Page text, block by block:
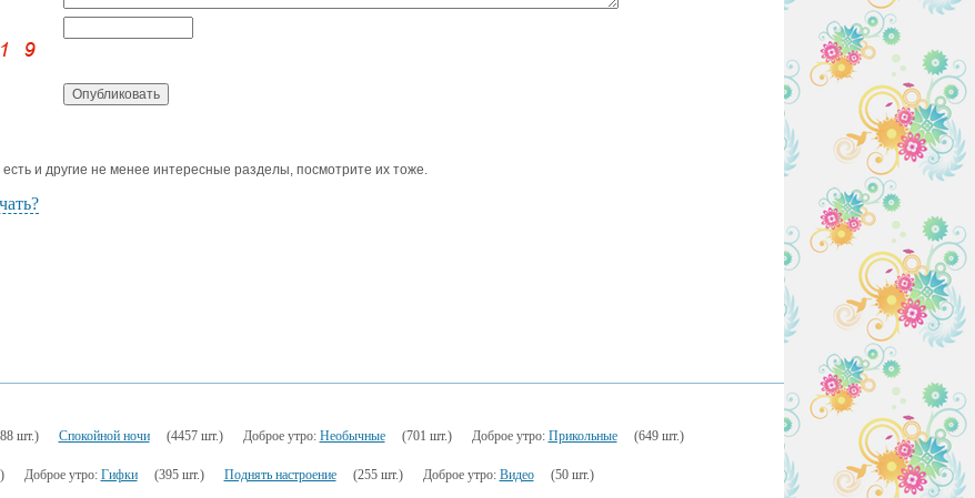
и другие не менее интересные разделы, посмотрите их тоже.
шт.) Спокойной ночи (4457 шт.) Доброе утро: Необычные (701 шт.) Доброе утро: Прикольные (649 шт.)
Доброе утро: Гифки (395 шт.) Поднять настроение (255 шт.) Доброе утро: Видео (50 шт.)